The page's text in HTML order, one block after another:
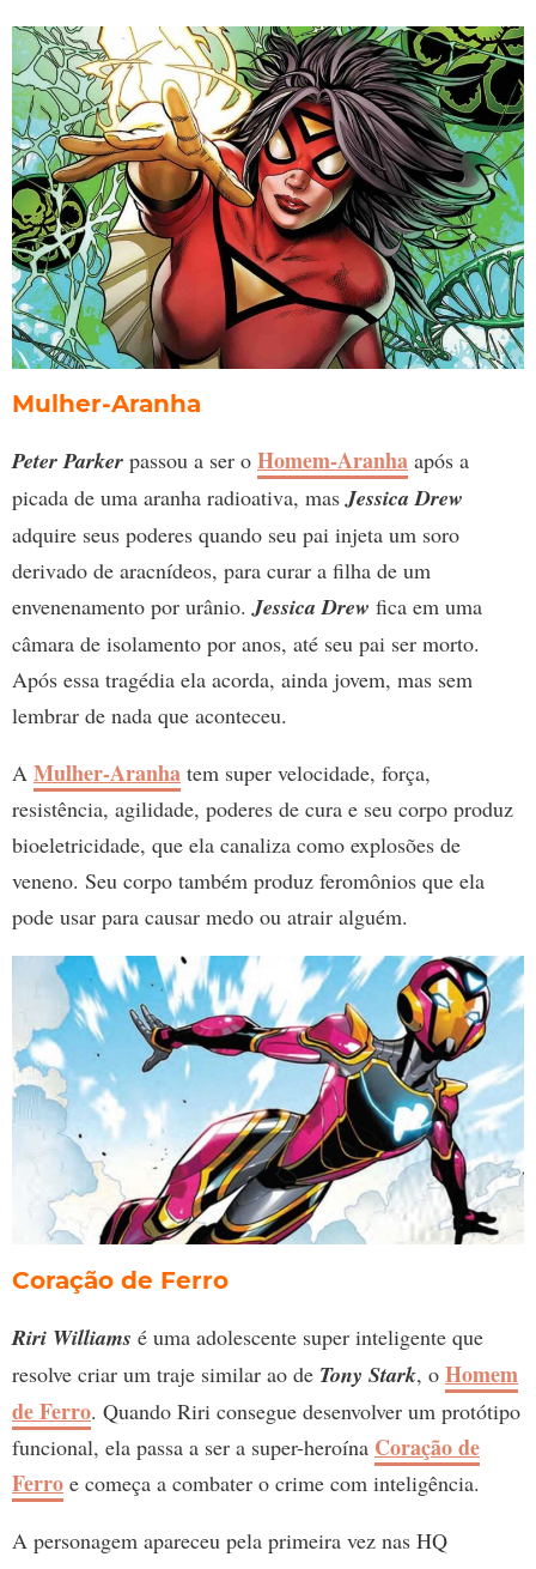
Mulher-Aranha
Peter Parker passou a ser o Homem-Aranha após a
picada de uma aranha radioativa, masJessica Drew
adquire seus poderes quando seu pai injeta um soro
derivado de aracnídeos, para curar a filha de um
envenenamento por urânio.Jessica Drew fica em uma
câmara de isolamento por anos, até seu pai ser morto.
Após essa tragédia ela acorda, ainda jovem, mas sem
lembrar de nada que aconteceu.
A Mulher-Aranha tem super velocidade, força,
resistência, agilidade, poderes de cura e seu corpo produz
bioeletricidade, que ela canaliza como explosões de
veneno. Seu corpo também produz feromônios que ela
pode usar para causar medo ou atrair alguém.
Coração de Ferro
Riri Williams é uma adolescente super inteligente que
resolve criar um traje similar ao de Tony Stark, o Homem
de Ferro. Quando Riri consegue desenvolver um protótipo
funcional, ela passa a ser a super-heroína Coração de
Ferro e começa a combater o crime com inteligência.
A personagem apareceu pela primeira vez nas HQ